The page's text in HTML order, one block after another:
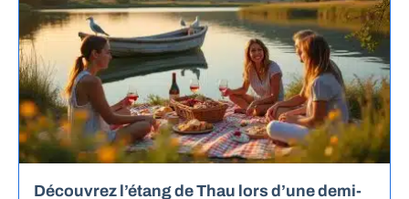
Découvrez l’étang de Thau lors d’une demi-